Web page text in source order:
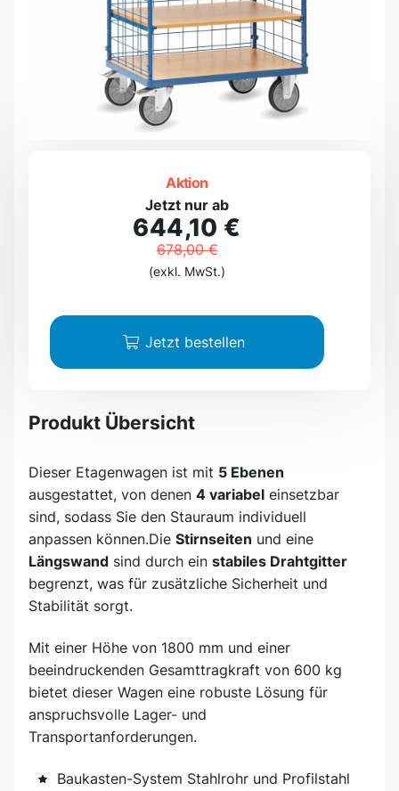
Aktion
Jetzt nur ab
644,10 €
678,00 €
(exkl. MwSt.)
Jetzt bestellen
Produkt Übersicht
Dieser Etagenwagen ist mit 5 Ebenen
ausgestattet, von denen 4 variabel einsetzbar
sind, sodass Sie den Stauraum individuell
anpassen können.Die Stirnseiten und eine
Längswand sind durch ein stabiles Drahtgitter
begrenzt, was für zusätzliche Sicherheit und
Stabilität sorgt.
Mit einer Höhe von 1800 mm und einer
beeindruckenden Gesamttragkraft von 600 kg
bietet dieser Wagen eine robuste Lösung für
anspruchsvolle Lager- und
Transportanforderungen.
Baukasten-System Stahlrohr und Profilstahl